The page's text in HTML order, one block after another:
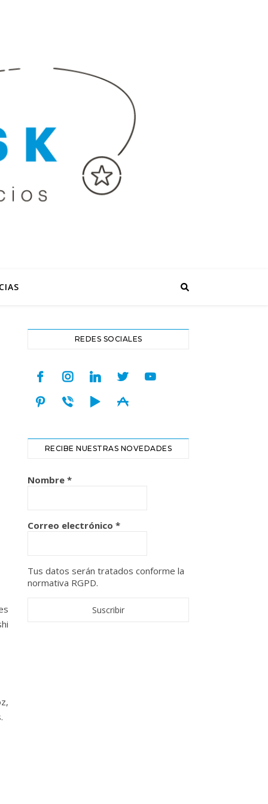
REDES SOCIALES
facebookinstagramlinkedintwitteryoutube
pinterest
viber play appstore
RECIBE NUESTRAS NOVEDADES
Nombre *
Correo electrónico *
Tus datos serán tratados conforme la
normativa RGPD.